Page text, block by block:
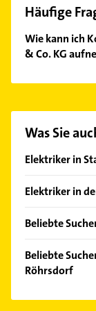
Häufige
Wie kann ich
& Co. KG
Hier finden
Was Sie
Elektriker in
Adelsberg
Altendorf
Einsiedel
Grüna
Elektriker in
Limbach-
Hohenstein-
Neukirchen /
Beliebte
Klempner
Gasinstallateur
Beliebte
Röhrsdorf